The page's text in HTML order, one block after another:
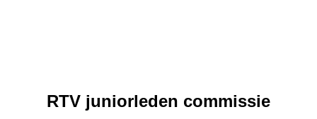
RTV juniorleden commissie